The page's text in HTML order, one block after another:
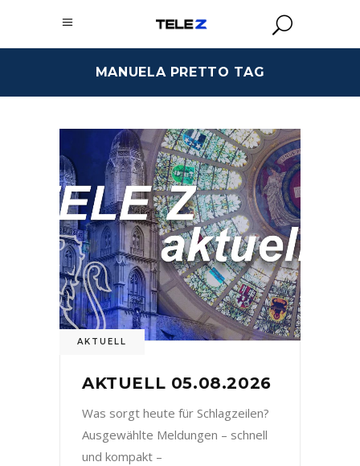
MANUELA PRETTO TAG
AKTUELL
AKTUELL 05.08.2026
Was sorgt heute für Schlagzeilen?
Ausgewählte Meldungen – schnell
und kompakt –